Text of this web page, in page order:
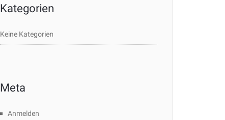
Kategorien
Keine Kategorien
Meta
Anmelden